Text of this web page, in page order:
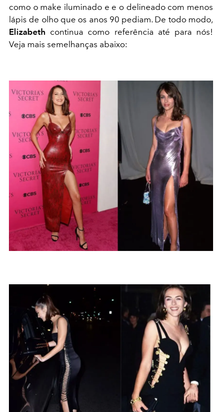
como o make iluminado e e o delineado com menos
lápis de olho que os anos 90 pediam. De todo modo,
Elizabeth continua como referência até para nós!
Veja mais semelhanças abaixo: